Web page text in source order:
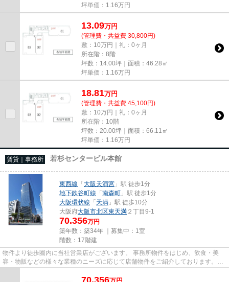
坪単価： 1.16万円
13.09万円
(管理費・共益費 30,800円)
敷：10万円｜礼：0ヶ月
所在階：8階
坪数：14.00坪｜面積：46.28㎡
坪単価： 1.16万円
18.81万円
(管理費・共益費 45,100円)
敷：10万円｜礼：0ヶ月
所在階：10階
坪数：20.00坪｜面積：66.11㎡
坪単価： 1.16万円
賃貸｜事務所 若杉センタービル本館
東西線 「大阪天満宮 」駅 徒歩1分
地下鉄谷町線 「南森町 」駅 徒歩1分
大阪環状線 「天満 」駅 徒歩10分
大阪府大阪市北区東天満 ２丁目9-1
70.356万円
築年数：築34年 ｜募集中： 1室
階数：17階建
物件より徒歩圏内に当社営業店がございます。 事務所物件をはじめ、飲食・美
容・物販などの様々な業種のニーズに応じて店舗物件をご紹介しております。
尚、弊社ではおとり広告は一切...
70.356万円